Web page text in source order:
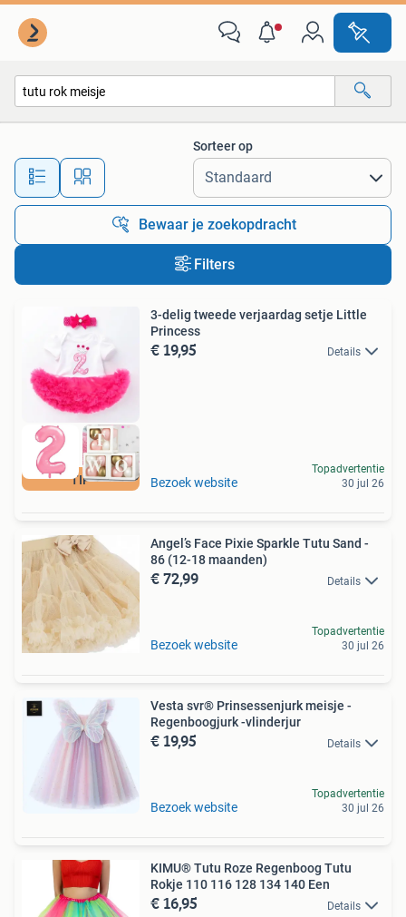
Alle afstanden…
Sorteer op
Bewaar je zoekopdracht
Filters
TIP
3-delig tweede verjaardag setje Little
Princess
€ 19,95 Details
Bezoek website
Topadvertentie
30 jul 26
Angel’s Face Pixie Sparkle Tutu Sand -
86 (12-18 maanden)
€ 72,99 Details
Bezoek website
Topadvertentie
30 jul 26
Vesta svr® Prinsessenjurk meisje -
Regenboogjurk -vlinderjur
€ 19,95 Details
Bezoek website
Topadvertentie
30 jul 26
KIMU® Tutu Roze Regenboog Tutu
Rokje 110 116 128 134 140 Een
€ 16,95 Details